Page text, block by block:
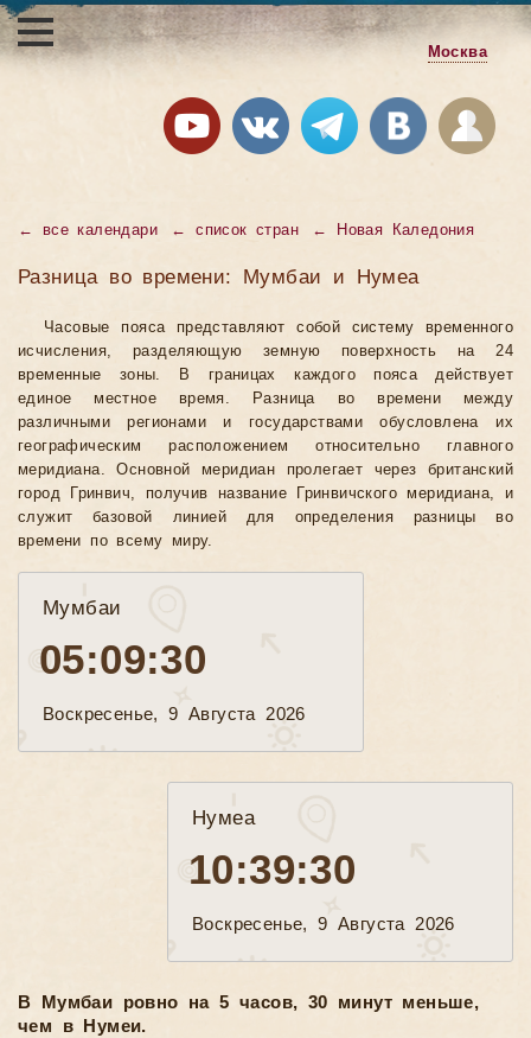
Москва
← все календари ←список стран ← Новая Каледония
Разница во времени: Мумбаи и Нумеа
Часовые пояса представляют собой систему временного
исчисления, разделяющую земную поверхность на 24
временные зоны. В границах каждого пояса действует
единое местное время. Разница во времени между
различными регионами и государствами обусловлена их
географическим расположением относительно главного
меридиана. Основной меридиан пролегает через британский
город Гринвич, получив название Гринвичского меридиана, и
служит базовой линией для определения разницы во
времени по всему миру.
Мумбаи
05:09:32
Воскресенье, 9 Августа 2026
Нумеа
10:39:32
Воскресенье, 9 Августа 2026
В Мумбаи ровно на 5 часов, 30 минут меньше,
чем в Нумеи.